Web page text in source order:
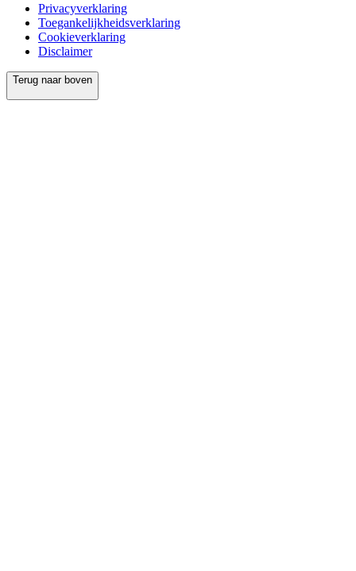
Privacyverklaring
Toegankelijkheidsverklaring
Cookieverklaring
Disclaimer
Terug naar boven